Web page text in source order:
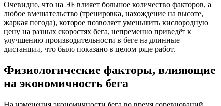
Очевидно, что на ЭБ влияет большое количество факторов, а
любое вмешательство (тренировка, нахождение на высоте,
жаркая погода), которое позволяет уменьшить кислородную
цену на разных скоростях бега, непременно приведёт к
улучшению производительности в беге на длинные
дистанции, что было показано в целом ряде работ.
Физиологические факторы, влияющие
на экономичность бега